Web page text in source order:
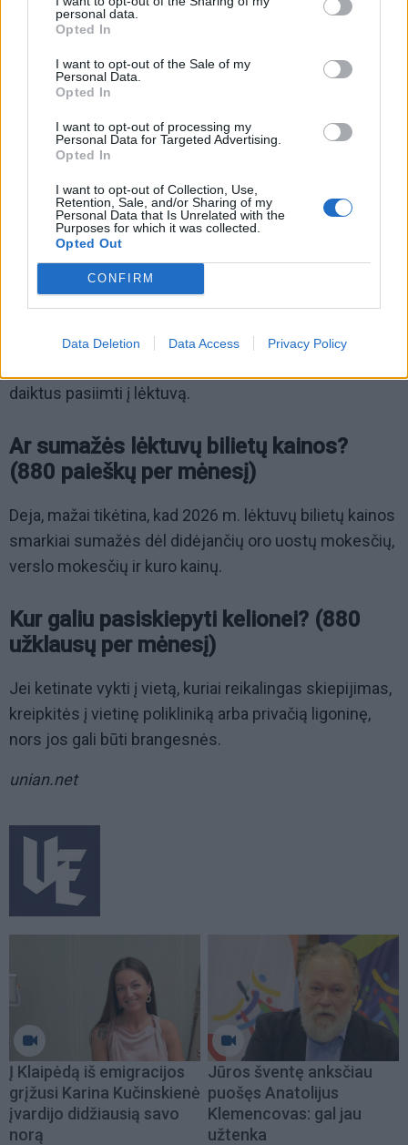
personal data.
Opted In
I want to opt-out of the Sale of my
Personal Data.
Opted In
I want to opt-out of processing my
Personal Data for Targeted Advertising.
Opted In
I want to opt-out of Collection, Use,
Retention, Sale, and/or Sharing of my
Personal Data that Is Unrelated with the
Purposes for which it was collected.
Opted Out
CONFIRM
Data Deletion Data Access Privacy Policy
organizatoriai taip pat labai padeda sutalpinti daugiau
daiktų. Ir, žinoma, stenkitės kuo geriau užpildyti erdvę
batų viduje.
daiktus pasiimti į lėktuvą.
Ar sumažės lėktuvų bilietų kainos?
(880 paieškų per mėnesį)
Deja, mažai tikėtina, kad 2026 m. lėktuvų bilietų kainos
smarkiai sumažės dėl didėjančių oro uostų mokesčių,
verslo mokesčių ir kuro kainų.
Kur galiu pasiskiepyti kelionei? (880
užklausų per mėnesį)
Jei ketinate vykti į vietą, kuriai reikalingas skiepijimas,
kreipkitės į vietinę polikliniką arba privačią ligoninę,
nors jos gali būti brangesnės.
unian.net
Į Klaipėdą iš emigracijos
grįžusi Karina Kučinskienė
įvardijo didžiausią savo
norą
Jūros šventę anksčiau
puošęs Anatolijus
Klemencovas: gal jau
užtenka